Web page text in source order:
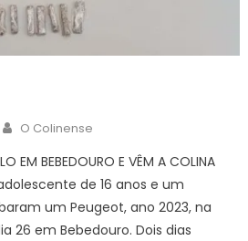
Author
O Colinense
EM BEBEDOURO E VÊM A COLINA
adolescente de 16 anos e um
um Peugeot, ano 2023, na
26 em Bebedouro. Dois dias